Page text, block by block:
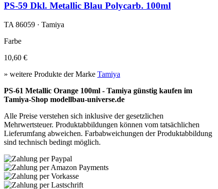
PS-59 Dkl. Metallic Blau Polycarb. 100ml
TA 86059 · Tamiya
Farbe
10,60 €
» weitere Produkte der Marke Tamiya
PS-61 Metallic Orange 100ml - Tamiya günstig kaufen im
Tamiya-Shop modellbau-universe.de
Alle Preise verstehen sich inklusive der gesetzlichen
Mehrwertsteuer. Produktabbildungen können vom tatsächlichen
Lieferumfang abweichen. Farbabweichungen der Produktabbildung
sind technisch bedingt möglich.